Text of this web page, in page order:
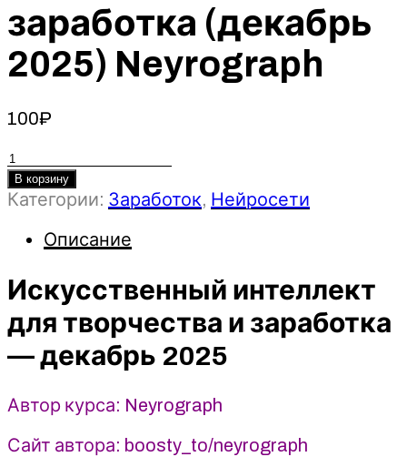
заработка (декабрь
2025) Neyrograph
100₽
Количество
товара
Искусственный
для
и
заработка
(декабрь
2025)
Neyrograph
В корзину
Категории: Заработок, Нейросети
Описание
Искусственный интеллект
для творчества и заработка
— декабрь 2025
Автор курса: Neyrograph
Сайт автора: boosty_to/neyrograph